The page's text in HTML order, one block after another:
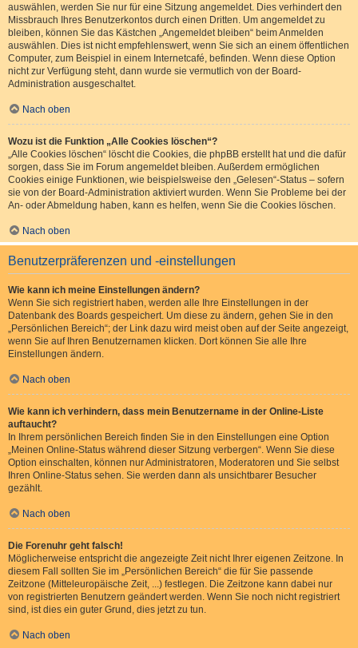
auswählen, werden Sie nur für eine Sitzung angemeldet. Dies verhindert den
Missbrauch Ihres Benutzerkontos durch einen Dritten. Um angemeldet zu
bleiben, können Sie das Kästchen „Angemeldet bleiben“ beim Anmelden
auswählen. Dies ist nicht empfehlenswert, wenn Sie sich an einem öffentlichen
Computer, zum Beispiel in einem Internetcafé, befinden. Wenn diese Option
nicht zur Verfügung steht, dann wurde sie vermutlich von der Board-
Administration ausgeschaltet.
Nach oben
Wozu ist die Funktion „Alle Cookies löschen“?
„Alle Cookies löschen“ löscht die Cookies, die phpBB erstellt hat und die dafür
sorgen, dass Sie im Forum angemeldet bleiben. Außerdem ermöglichen
Cookies einige Funktionen, wie beispielsweise den „Gelesen“-Status – sofern
sie von der Board-Administration aktiviert wurden. Wenn Sie Probleme bei der
An- oder Abmeldung haben, kann es helfen, wenn Sie die Cookies löschen.
Nach oben
Benutzerpräferenzen und -einstellungen
Wie kann ich meine Einstellungen ändern?
Wenn Sie sich registriert haben, werden alle Ihre Einstellungen in der
Datenbank des Boards gespeichert. Um diese zu ändern, gehen Sie in den
„Persönlichen Bereich“; der Link dazu wird meist oben auf der Seite angezeigt,
wenn Sie auf Ihren Benutzernamen klicken. Dort können Sie alle Ihre
Einstellungen ändern.
Nach oben
Wie kann ich verhindern, dass mein Benutzername in der Online-Liste
auftaucht?
In Ihrem persönlichen Bereich finden Sie in den Einstellungen eine Option
„Meinen Online-Status während dieser Sitzung verbergen“. Wenn Sie diese
Option einschalten, können nur Administratoren, Moderatoren und Sie selbst
Ihren Online-Status sehen. Sie werden dann als unsichtbarer Besucher
gezählt.
Nach oben
Die Forenuhr geht falsch!
Möglicherweise entspricht die angezeigte Zeit nicht Ihrer eigenen Zeitzone. In
diesem Fall sollten Sie im „Persönlichen Bereich“ die für Sie passende
Zeitzone (Mitteleuropäische Zeit, ...) festlegen. Die Zeitzone kann dabei nur
von registrierten Benutzern geändert werden. Wenn Sie noch nicht registriert
sind, ist dies ein guter Grund, dies jetzt zu tun.
Nach oben